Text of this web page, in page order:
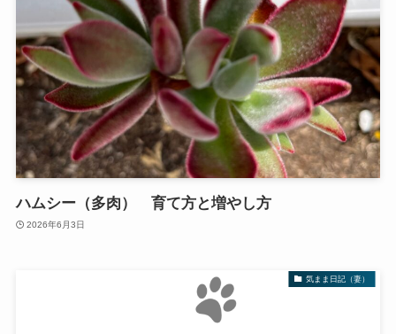
ハムシー（多肉） 育て方と増やし方
2026年6月3日
気まま日記（妻）